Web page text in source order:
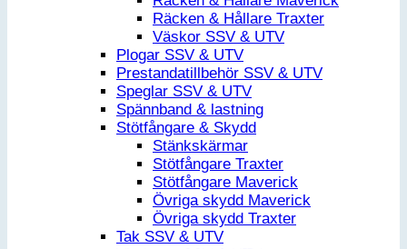
Räcken & Hållare Traxter
Väskor SSV & UTV
Plogar SSV & UTV
Prestandatillbehör SSV & UTV
Speglar SSV & UTV
Spännband & lastning
Stötfångare & Skydd
Stänkskärmar
Stötfångare Traxter
Stötfångare Maverick
Övriga skydd Maverick
Övriga skydd Traxter
Tak SSV & UTV